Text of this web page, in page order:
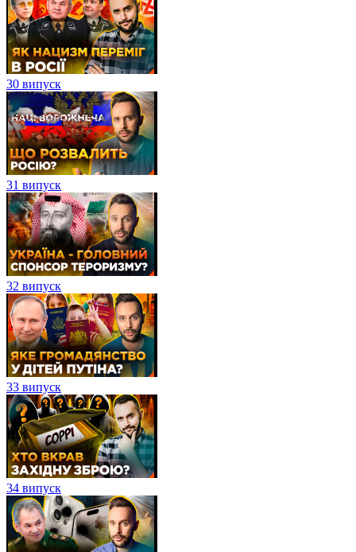
30 випуск
31 випуск
32 випуск
33 випуск
34 випуск